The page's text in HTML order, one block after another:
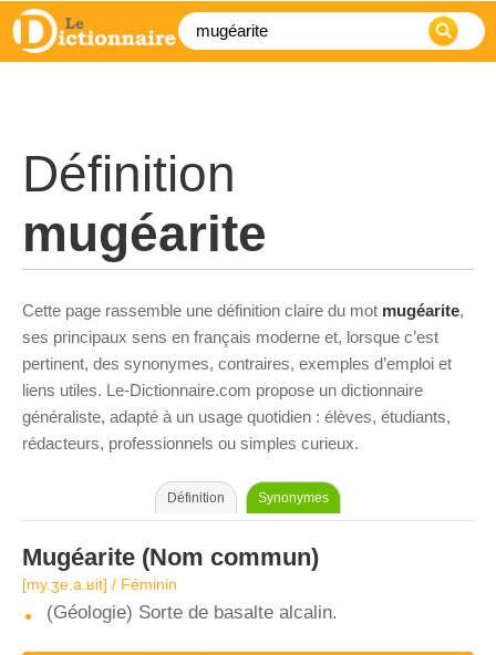
Définition
mugéarite
Cette page rassemble une définition claire du mot mugéarite,
ses principaux sens en français moderne et, lorsque c’est
pertinent, des synonymes, contraires, exemples d’emploi et
liens utiles. Le-Dictionnaire.com propose un dictionnaire
généraliste, adapté à un usage quotidien : élèves, étudiants,
rédacteurs, professionnels ou simples curieux.
Définition Synonymes
Mugéarite (Nom commun)
[my.ʒe.a.ʁit] / Féminin
(Géologie) Sorte de basalte alcalin.